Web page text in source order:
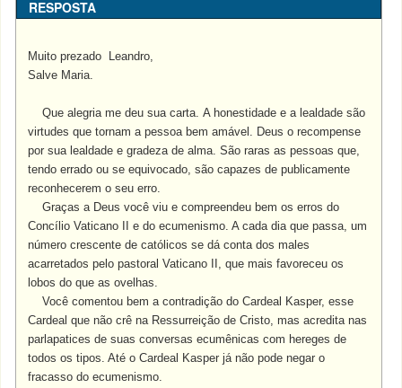
RESPOSTA
Muito prezado Leandro,
Salve Maria.
Que alegria me deu sua carta. A honestidade e a lealdade são
virtudes que tornam a pessoa bem amável. Deus o recompense
por sua lealdade e gradeza de alma. São raras as pessoas que,
tendo errado ou se equivocado, são capazes de publicamente
reconhecerem o seu erro.
Graças a Deus você viu e compreendeu bem os erros do
Concílio Vaticano II e do ecumenismo. A cada dia que passa, um
número crescente de católicos se dá conta dos males
acarretados pelo pastoral Vaticano II, que mais favoreceu os
lobos do que as ovelhas.
Você comentou bem a contradição do Cardeal Kasper, esse
Cardeal que não crê na Ressurreição de Cristo, mas acredita nas
parlapatices de suas conversas ecumênicas com hereges de
todos os tipos. Até o Cardeal Kasper já não pode negar o
fracasso do ecumenismo.